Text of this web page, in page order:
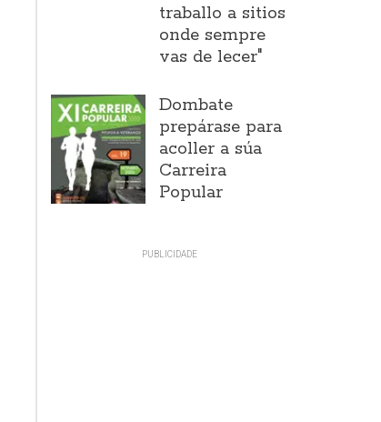
traballo a sitios
onde sempre
vas de lecer"
Dombate
prepárase para
acoller a súa
Carreira
Popular